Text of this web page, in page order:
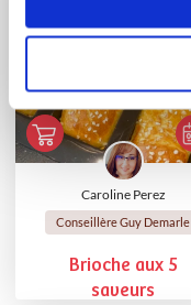
Caroline Perez
Conseillère Guy Demarle
Brioche aux 5
saveurs